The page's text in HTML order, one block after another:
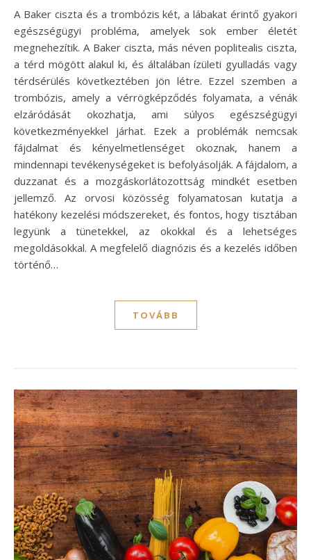
A Baker ciszta és a trombózis két, a lábakat érintő gyakori
egészségügyi probléma, amelyek sok ember életét
megnehezítik. A Baker ciszta, más néven poplitealis ciszta,
a térd mögött alakul ki, és általában ízületi gyulladás vagy
térdsérülés következtében jön létre. Ezzel szemben a
trombózis, amely a vérrögképződés folyamata, a vénák
elzáródását okozhatja, ami súlyos egészségügyi
következményekkel járhat. Ezek a problémák nemcsak
fájdalmat és kényelmetlenséget okoznak, hanem a
mindennapi tevékenységeket is befolyásolják. A fájdalom, a
duzzanat és a mozgáskorlátozottság mindkét esetben
jellemző. Az orvosi közösség folyamatosan kutatja a
hatékony kezelési módszereket, és fontos, hogy tisztában
legyünk a tünetekkel, az okokkal és a lehetséges
megoldásokkal. A megfelelő diagnózis és a kezelés időben
történő…
TOVÁBB